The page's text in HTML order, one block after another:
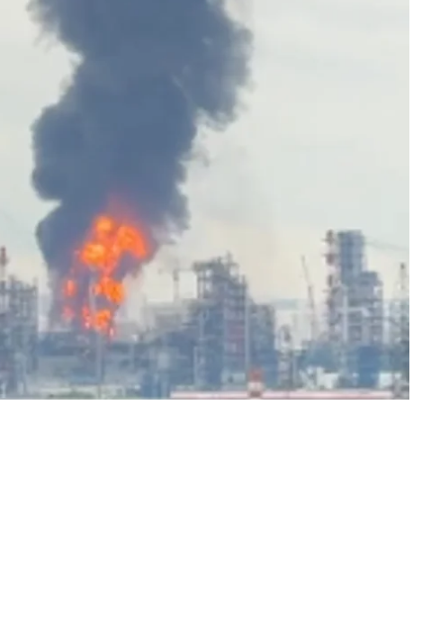
Official / Telegram
роботу через атаку українських
з первинного перероблення нафти, яка
відновити роботу «незабаром».